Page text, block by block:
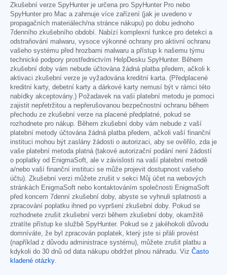
Zkušební verze SpyHunter je určena pro SpyHunter Pro nebo
SpyHunter pro Mac a zahrnuje více zařízení (jak je uvedeno v
propagačních materiálech/na stránce nákupu) po dobu jednoho
7denního zkušebního období. Nabízí komplexní funkce pro detekci a
odstraňování malwaru, vysoce výkonné ochrany pro aktivní ochranu
vašeho systému před hrozbami malwaru a přístup k našemu týmu
technické podpory prostřednictvím HelpDesku SpyHunter. Během
zkušební doby vám nebude účtována žádná platba předem, ačkoli k
aktivaci zkušební verze je vyžadována kreditní karta. (Předplacené
kreditní karty, debetní karty a dárkové karty nemusí být v rámci této
nabídky akceptovány.) Požadavek na vaši platební metodu je pomoci
zajistit nepřetržitou a nepřerušovanou bezpečnostní ochranu během
přechodu ze zkušební verze na placené předplatné, pokud se
rozhodnete pro nákup. Během zkušební doby vám nebude z vaší
platební metody účtována žádná platba předem, ačkoli vaší finanční
instituci mohou být zaslány žádosti o autorizaci, aby se ověřilo, zda je
vaše platební metoda platná (takové autorizační podání není žádostí
o poplatky od EnigmaSoft, ale v závislosti na vaší platební metodě
a/nebo vaší finanční instituci se může projevit dostupnost vašeho
účtu). Zkušební verzi můžete zrušit v sekci Můj účet na webových
stránkách EnigmaSoft nebo kontaktováním společnosti EnigmaSoft
před koncem 7denní zkušební doby, abyste se vyhnuli splatnosti a
zpracování poplatku ihned po vypršení zkušební doby. Pokud se
rozhodnete zrušit zkušební verzi během zkušební doby, okamžitě
ztratíte přístup ke službě SpyHunter. Pokud se z jakéhokoli důvodu
domníváte, že byl zpracován poplatek, který jste si přáli provést
(například z důvodu administrace systému), můžete zrušit platbu a
kdykoli do 30 dnů od data nákupu obdržet plnou náhradu. Viz Často
kladené otázky.